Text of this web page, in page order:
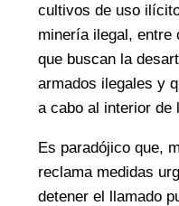
cultivos de uso
minería ilegal, entre
que buscan la
armados ilegales y
a cabo al interior de
Es paradójico que,
reclama medidas
detener el llamado